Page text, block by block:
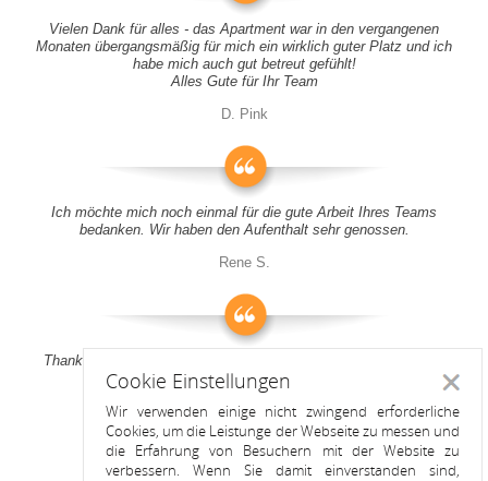
Vielen Dank für alles - das Apartment war in den vergangenen
Monaten übergangsmäßig für mich ein wirklich guter Platz und ich
habe mich auch gut betreut gefühlt!
Alles Gute für Ihr Team
D. Pink
Ich möchte mich noch einmal für die gute Arbeit Ihres Teams
bedanken. Wir haben den Aufenthalt sehr genossen.
Rene S.
Thank you all for your support! It was a pleasure to stay at your
apartment
Anitah S.
Cookie Einstellungen
Wir verwenden einige nicht zwingend erforderliche
Cookies, um die Leistunge der Webseite zu messen und
die Erfahrung von Besuchern mit der Website zu
verbessern. Wenn Sie damit einverstanden sind,